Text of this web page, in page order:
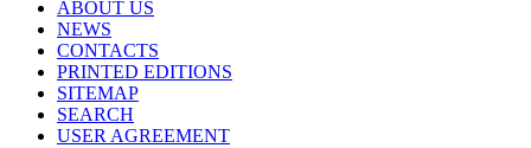
ABOUT US
NEWS
CONTACTS
PRINTED EDITIONS
SITEMAP
SEARCH
USER AGREEMENT